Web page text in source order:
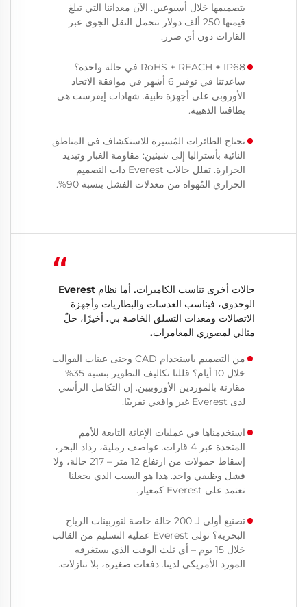
بتصميمها خلال أسبوعين. الآن معداتنا التي تبلغ
قيمتها 250 ألف دولار تتحمل النقل الجوي عبر
القارات دون أي ضرر.
RoHS + REACH + IP68 في حالة واحدة؟
ساعدتنا في توفير 6 أشهر في موافقة الاتحاد
الأوروبي على أجهزة طبية. شهادات إيفرست هي
بطاقتنا الذهبية.
تحتاج الطائرات المُسيرة للاستكشاف في المناطق
النائية بأستراليا إلى شيئين: مقاومة الغبار وتبديد
الحرارة. تقلل حالات Everest ذات التصميم
الحراري المُهواة من معدلات الفشل بنسبة 90%.
“
حالات أخرى تناسب الكاميرات. أما نظام Everest
الوحدوي، فيناسب العدسات والبطاريات وأجهزة
الاتصالات ومعدات التسلق الخاصة بي. أخيرًا، حلٌ
مثالي لمصوري المغامرات.
من التصميم باستخدام CAD وحتى عينات القوالب
خلال 10 أيام؟ قللنا تكاليف التطوير بنسبة 35%
مقارنة بالموردين الأوروبيين. إن التكامل الرأسي
لدى Everest غير واقعي تقريبًا.
استخدمناها في عمليات الإغاثة التابعة للأمم
المتحدة عبر 4 قارات. عواصف رملية، رذاذ البحر،
إسقاط حمولات من ارتفاع 12 متر – 217 حالة، ولا
فشل وظيفي واحد. هذا هو السبب الذي يجعلنا
نعتمد على Everest كمعيار.
تصنيع أولي لـ 200 حالة خاصة لتوربينات الرياح
البحرية؟ تولى Everest عملية التسليم من القالب
خلال 15 يوم – أي ثلث الوقت الذي يستغرقه
المورد الأمريكي لدينا. دفعات صغيرة، بلا تنازلات.